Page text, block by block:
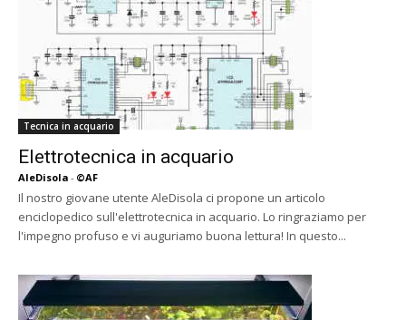
Tecnica in acquario
Elettrotecnica in acquario
AleDisola - ©AF
Il nostro giovane utente AleDisola ci propone un articolo
enciclopedico sull'elettrotecnica in acquario. Lo ringraziamo per
l'impegno profuso e vi auguriamo buona lettura! In questo...